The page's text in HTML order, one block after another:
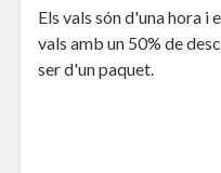
Els vals són d'una hora i
vals amb un 50% de
ser d'un paquet.